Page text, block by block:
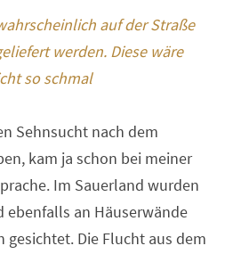
auf der Straße
werden. Diese wäre
so schmal
Sehnsucht nach dem
kam ja schon bei meiner
Im Sauerland wurden
ebenfalls an Häuserwände
gesichtet. Die Flucht aus dem